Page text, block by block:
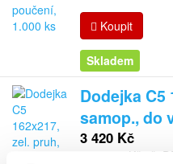
Koupit
Skladem
Dodejka C5
samop., do
3 420 Kč
4 138,20 Kč vč.